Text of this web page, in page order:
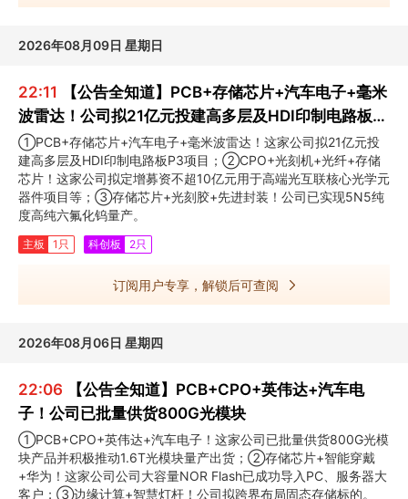
2026年08月09日 星期日
22:11
【公告全知道】PCB+存储芯片+汽车电子+毫米
波雷达！公司拟21亿元投建高多层及HDI印制电路板
P3项目
①PCB+存储芯片+汽车电子+毫米波雷达！这家公司拟21亿元投
建高多层及HDI印制电路板P3项目；②CPO+光刻机+光纤+存储
芯片！这家公司拟定增募资不超10亿元用于高端光互联核心光学元
器件项目等；③存储芯片+光刻胶+先进封装！公司已实现5N5纯
度高纯六氟化钨量产。
主板 1只 科创板 2只
订阅用户专享，解锁后可查阅
2026年08月06日 星期四
22:06
【公告全知道】PCB+CPO+英伟达+汽车电
子！公司已批量供货800G光模块
①PCB+CPO+英伟达+汽车电子！这家公司已批量供货800G光模
块产品并积极推动1.6T光模块量产出货；②存储芯片+智能穿戴
+华为！这家公司公司大容量NOR Flash已成功导入PC、服务器大
客户；③边缘计算+智慧灯杆！公司拟跨界布局固态存储标的。